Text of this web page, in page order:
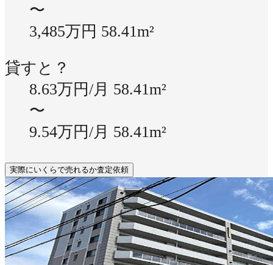
〜
3,485万円 58.41m²
貸すと？
8.63万円/月 58.41m²
〜
9.54万円/月 58.41m²
実際にいくらで売れるか査定依頼